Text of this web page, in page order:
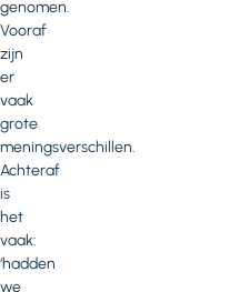
genomen.
Vooraf
zijn
er
vaak
grote
meningsverschillen.
Achteraf
is
het
vaak:
‘hadden
we